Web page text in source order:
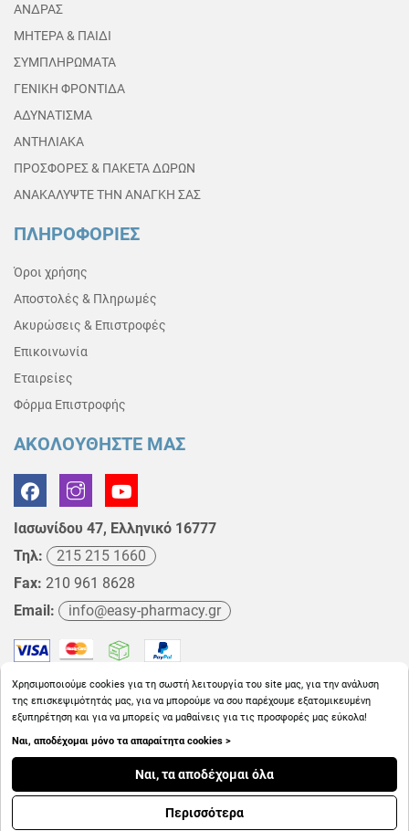
ΑΝΔΡΑΣ
ΜΗΤΕΡΑ & ΠΑΙΔΙ
ΣΥΜΠΛΗΡΩΜΑΤΑ
ΓΕΝΙΚΗ ΦΡΟΝΤΙΔΑ
ΑΔΥΝΑΤΙΣΜΑ
ΑΝΤΗΛΙΑΚΑ
ΠΡΟΣΦΟΡΕΣ & ΠΑΚΕΤΑ ΔΩΡΩΝ
ΑΝΑΚΑΛΥΨΤΕ ΤΗΝ ΑΝΑΓΚΗ ΣΑΣ
ΠΛΗΡΟΦΟΡΙΕΣ
Όροι χρήσης
Αποστολές & Πληρωμές
Ακυρώσεις & Επιστροφές
Επικοινωνία
Εταιρείες
Φόρμα Επιστροφής
ΑΚΟΛΟΥΘΗΣΤΕ ΜΑΣ
Ιασωνίδου 47, Ελληνικό 16777
Τηλ:
215 215 1660
Fax: 210 961 8628
Email:
info@easy-pharmacy.gr
Copyright © 2026EasyPharmacy.gr
Χρησιμοποιούμε cookies για τη σωστή λειτουργία του site μας, για την ανάλυση
της επισκεψιμότητάς μας, για να μπορούμε να σου παρέχουμε εξατομικευμένη
εξυπηρέτηση και για να μπορείς να μαθαίνεις για τις προσφορές μας εύκολα!
Ναι, αποδέχομαι μόνο τα απαραίτητα cookies >
Ναι, τα αποδέχομαι όλα
Περισσότερα